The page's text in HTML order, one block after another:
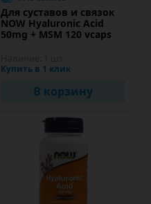
Для суставов и связок
NOW Hyaluronic Acid
50mg + MSM 120 vcaps
Купить в 1 клик
В корзину